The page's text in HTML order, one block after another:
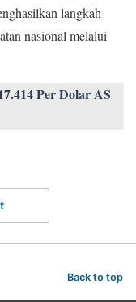
langkah
nasional melalui
Per Dolar AS
Back to top